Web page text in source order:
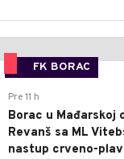
FK BORAC
Pre 11 h
Borac u Mađarskoj
Revanš sa ML
nastup crveno-